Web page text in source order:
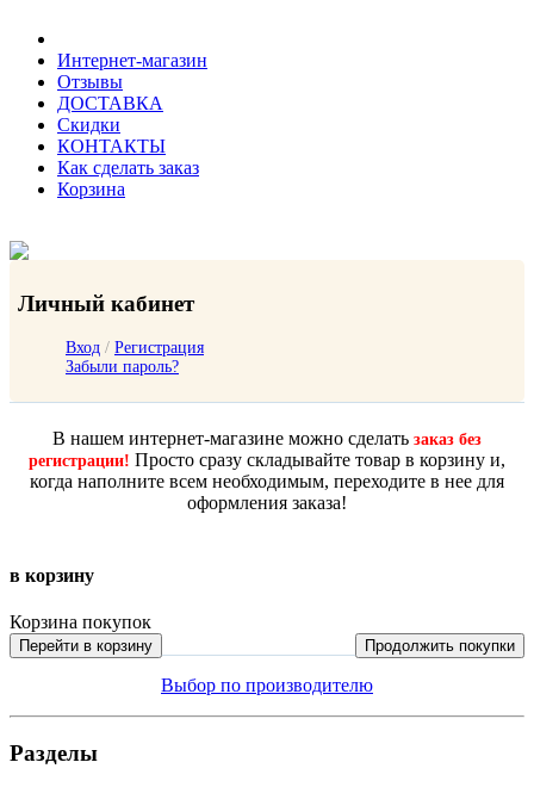
Интернет-магазин
Отзывы
ДОСТАВКА
Скидки
КОНТАКТЫ
Как сделать заказ
Корзина
Личный кабинет
Вход / Регистрация
Забыли пароль?
В нашем интернет-магазине можно сделать заказ без
регистрации! Просто сразу складывайте товар в корзину и,
когда наполните всем необходимым, переходите в нее для
оформления заказа!
в корзину
Корзина покупок
Перейти в корзину Продолжить покупки
Выбор по производителю
Разделы